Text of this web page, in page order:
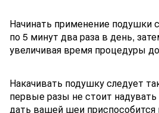
Начинать применение подушки
по 5 минут два раза в день,
увеличивая время процедуры
Накачивать подушку следует
первые разы не стоит
дать вашей шеи